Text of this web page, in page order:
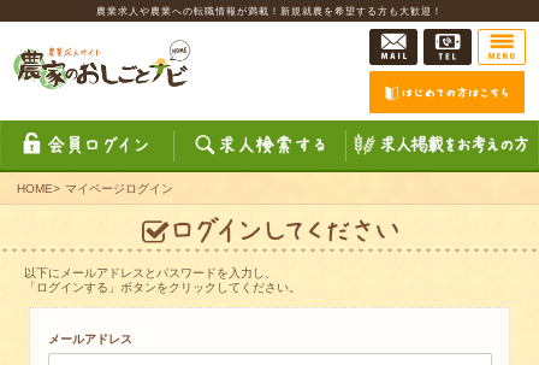
農業求人や農業への転職情報が満載！新規就農を希望する方も大歓迎！
HOME> マイページログイン
以下にメールアドレスとパスワードを入力し、
「ログインする」ボタンをクリックしてください。
メールアドレス